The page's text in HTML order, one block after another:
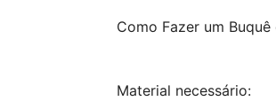
Como Fazer um
Material necessário: